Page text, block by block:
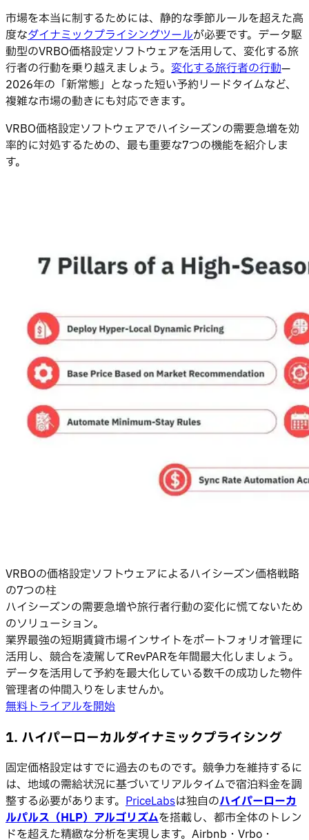
市場を本当に制するためには、静的な季節ルールを超えた高
度なダイナミックプライシングツールが必要です。データ駆
動型のVRBO価格設定ソフトウェアを活用して、変化する旅
行者の行動を乗り越えましょう。 変化する旅行者の行動—
2026年の「新常態」となった短い予約リードタイムなど、
複雑な市場の動きにも対応できます。
VRBO価格設定ソフトウェアでハイシーズンの需要急増を効
率的に対処するための、最も重要な7つの機能を紹介しま
す。
VRBOの価格設定ソフトウェアによるハイシーズン価格戦略
の7つの柱
ハイシーズンの需要急増や旅行者行動の変化に慌てないため
のソリューション。
業界最強の短期賃貸市場インサイトをポートフォリオ管理に
活用し、競合を凌駕してRevPARを年間最大化しましょう。
データを活用して予約を最大化している数千の成功した物件
管理者の仲間入りをしませんか。
無料トライアルを開始
1. ハイパーローカルダイナミックプライシング
固定価格設定はすでに過去のものです。競争力を維持するに
は、地域の需給状況に基づいてリアルタイムで宿泊料金を調
整する必要があります。 PriceLabsは独自のハイパーローカ
ルパルス（HLP）アルゴリズムを搭載し、都市全体のトレン
ドを超えた精緻な分析を実現します。Airbnb・Vrbo・